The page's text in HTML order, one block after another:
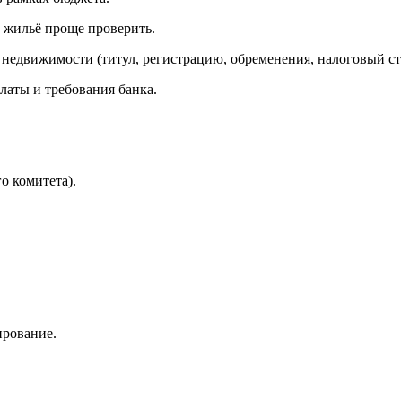
проще проверить.
(титул, регистрацию, обременения, налоговый
и требования банка.
комитета).